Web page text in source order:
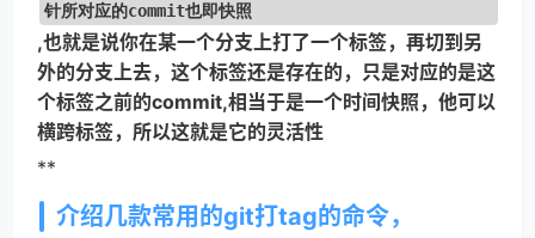
针所对应的commit也即快照
,也就是说你在某一个分支上打了一个标签，再切到另
外的分支上去，这个标签还是存在的，只是对应的是这
个标签之前的commit,相当于是一个时间快照，他可以
横跨标签，所以这就是它的灵活性
**
介绍几款常用的git打tag的命令，